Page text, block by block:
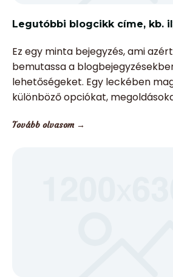
Legutóbbi blogcikk címe, kb.
Ez egy minta bejegyzés, ami
bemutassa a
lehetőségeket. Egy leckében
különböző opciókat,
Tovább olvasom →